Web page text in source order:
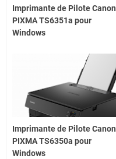
Imprimante de Pilote Canon
PIXMA TS6351a pour
Windows
Imprimante de Pilote Canon
PIXMA TS6350a pour
Windows